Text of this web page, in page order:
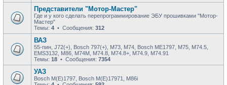
Представители "Мотор-Мастер"
Где и у кого сделать перепрограммирование ЭБУ прошивками "Мотор-
Мастер"
Темы: 4 • Сообщения: 312
ВАЗ
55-пин, J72(+), Bosch 797(+), М73, М74, Bosch ME1797, М75, М74.5,
EMS3132, М86, М74М, М74.8, М74.8+, М74.9, М74.91
Темы: 18 • Сообщения: 7354
УАЗ
Bosch M(E)1797, Bosch M(E)17971, М86i